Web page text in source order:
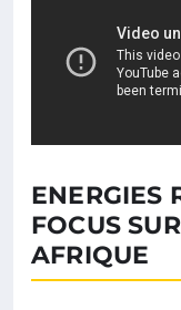
ENERGIES
FOCUS
AFRIQUE